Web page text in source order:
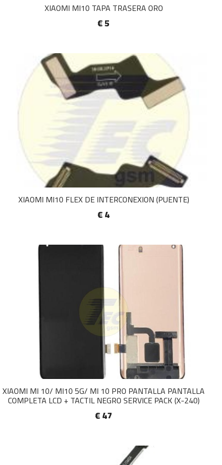
XIAOMI MI10 TAPA TRASERA ORO
€ 5
XIAOMI MI10 FLEX DE INTERCONEXION (PUENTE)
€ 4
XIAOMI MI 10/ MI10 5G/ MI 10 PRO PANTALLA PANTALLA
COMPLETA LCD + TACTIL NEGRO SERVICE PACK (X-240)
€ 47